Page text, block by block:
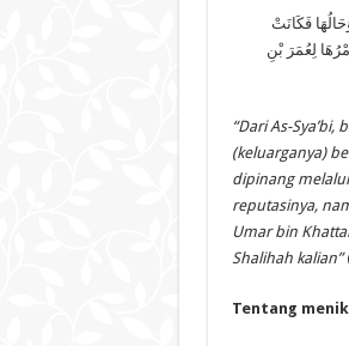
فَكَانَتْ
لِعُمَرَ بْنِ
“Dari As-
(keluarganya)
dipinang
reputasinya,
Umar bin
Shalihah kalian”
Tentang